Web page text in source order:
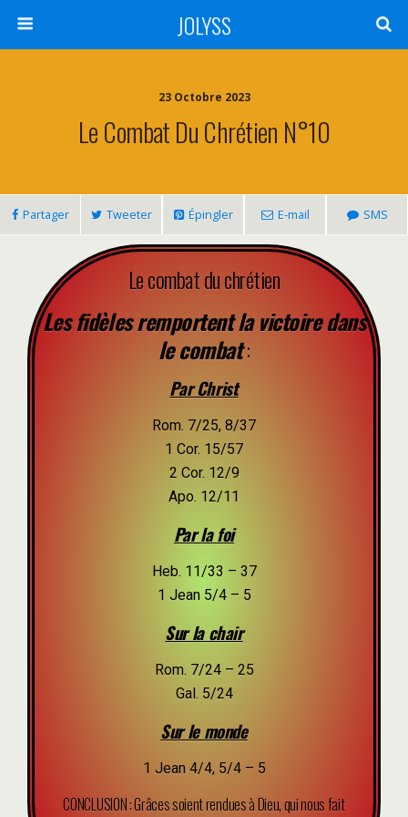
JOLYSS
23 Octobre 2023
Le Combat Du Chrétien N°10
Partager Tweeter Épingler E-mail SMS
Le combat du chrétien
Les fidèles remportent la victoire dans
le combat:
Par Christ
Rom. 7/25, 8/37
1 Cor. 15/57
2 Cor. 12/9
Apo. 12/11
Par la foi
Heb. 11/33 – 37
1 Jean 5/4 – 5
Sur la chair
Rom. 7/24 – 25
Gal. 5/24
Sur le monde
1 Jean 4/4, 5/4 – 5
CONCLUSION : Grâces soient rendues à Dieu, qui nous fait